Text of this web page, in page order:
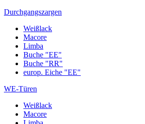
Durchgangszargen
Weißlack
Macore
Limba
Buche "EE"
Buche "RR"
europ. Eiche "EE"
WE-Türen
Weißlack
Macore